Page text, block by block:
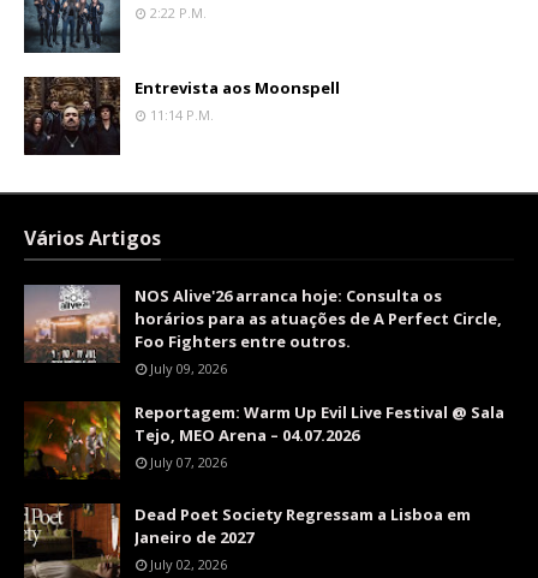
2:22 P.m.
Entrevista aos Moonspell
11:14 P.m.
Vários Artigos
NOS Alive'26 arranca hoje: Consulta os
horários para as atuações de A Perfect Circle,
Foo Fighters entre outros.
July 09, 2026
Reportagem: Warm Up Evil Live Festival @ Sala
Tejo, MEO Arena – 04.07.2026
July 07, 2026
Dead Poet Society Regressam a Lisboa em
Janeiro de 2027
July 02, 2026